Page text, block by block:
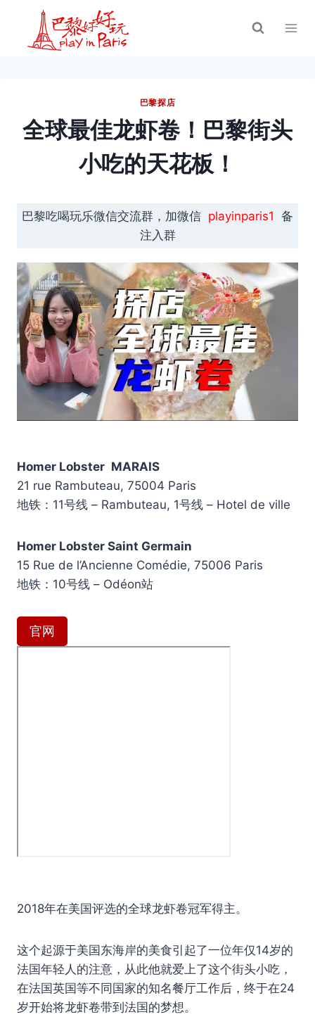
巴黎探店
全球最佳龙虾卷！巴黎街头
小吃的天花板！
巴黎吃喝玩乐微信交流群，加微信 playinparis1 备
注入群
Homer Lobster MARAIS
21 rue Rambuteau, 75004 Paris
地铁：11号线 – Rambuteau, 1号线 – Hotel de ville
Homer Lobster Saint Germain
15 Rue de l’Ancienne Comédie, 75006 Paris
地铁：10号线 – Odéon站
官网
2018年在美国评选的全球龙虾卷冠军得主。
这个起源于美国东海岸的美食引起了一位年仅14岁的
法国年轻人的注意，从此他就爱上了这个街头小吃，
在法国英国等不同国家的知名餐厅工作后，终于在24
岁开始将龙虾卷带到法国的梦想。